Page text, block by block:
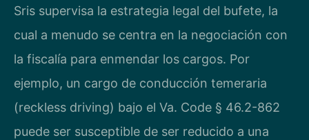
Sris supervisa la estrategia legal del bufete, la
cual a menudo se centra en la negociación con
la fiscalía para enmendar los cargos. Por
ejemplo, un cargo de conducción temeraria
(reckless driving) bajo el Va. Code § 46.2-862
puede ser susceptible de ser reducido a una